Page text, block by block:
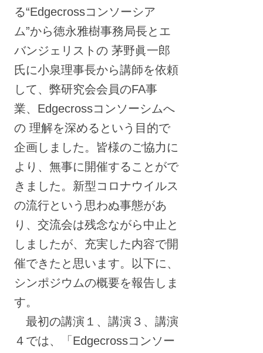
る“Edgecrossコンソーシア
ム”から徳永雅樹事務局長とエ
バンジェリストの 茅野眞一郎
氏に小泉理事長から講師を依頼
して、弊研究会会員のFA事
業、Edgecrossコンソーシムへ
の 理解を深めるという目的で
企画しました。皆様のご協力に
より、無事に開催することがで
きました。新型コロナウイルス
の流行という思わぬ事態があ
り、交流会は残念ながら中止と
しましたが、充実した内容で開
催できたと思います。以下に、
シンポジウムの概要を報告しま
す。
最初の講演１、講演３、講演
４では、「Edgecrossコンソー